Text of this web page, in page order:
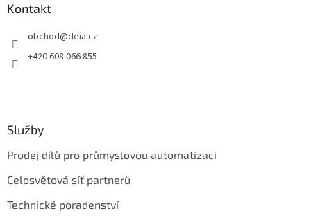
Kontakt
obchod@deia.cz
+420 608 066 855
Služby
Prodej dílů pro průmyslovou automatizaci
Celosvětová síť partnerů
Technické poradenství